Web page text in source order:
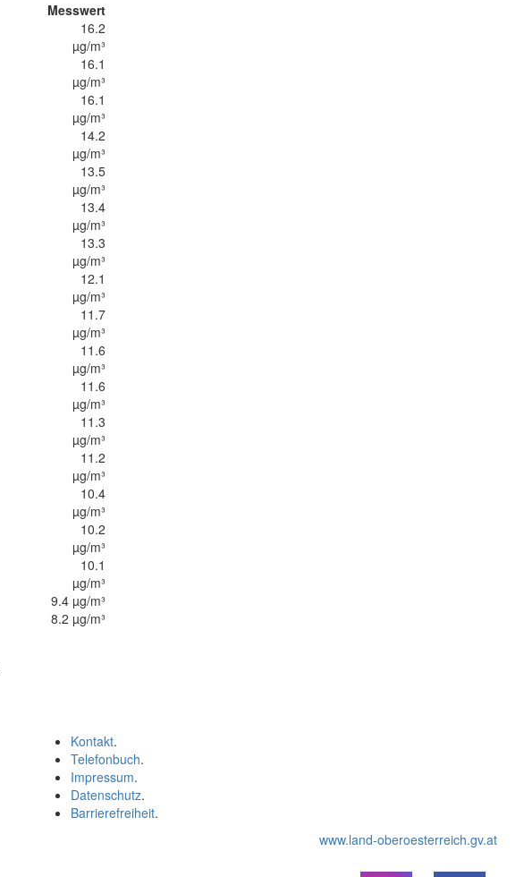
Messwert
16.2
µg/m³
16.1
µg/m³
16.1
µg/m³
14.2
µg/m³
13.5
µg/m³
13.4
µg/m³
13.3
µg/m³
12.1
µg/m³
11.7
µg/m³
11.6
µg/m³
11.6
µg/m³
11.3
µg/m³
11.2
µg/m³
10.4
µg/m³
10.2
µg/m³
10.1
µg/m³
9.4 µg/m³
8.2 µg/m³
Kontakt.
Telefonbuch.
Impressum.
Datenschutz.
Barrierefreiheit.
www.land-oberoesterreich.gv.at